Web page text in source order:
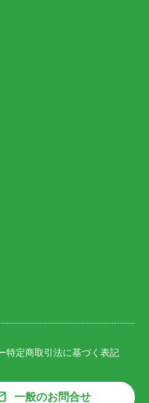
特定商取引法に基づく表記
一般のお問合せ